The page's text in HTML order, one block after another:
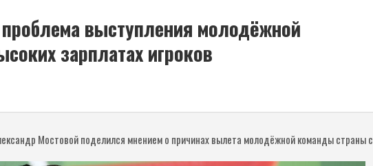
выступления молодёжной
зарплатах игроков
Мостовой поделился мнением о причинах вылета молодёжной команды страны с